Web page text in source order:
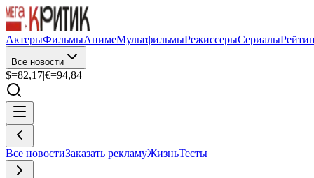
АктерыФильмыАнимеМультфильмыРежиссерыСериалы
Все новости
$=82,17|€=94,84
Все новостиЗаказать рекламуЖизньТесты